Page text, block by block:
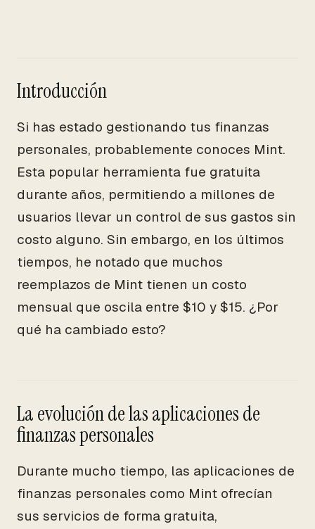
Introducción
Si has estado gestionando tus finanzas
personales, probablemente conoces Mint.
Esta popular herramienta fue gratuita
durante años, permitiendo a millones de
usuarios llevar un control de sus gastos sin
costo alguno. Sin embargo, en los últimos
tiempos, he notado que muchos
reemplazos de Mint tienen un costo
mensual que oscila entre $10 y $15. ¿Por
qué ha cambiado esto?
La evolución de las aplicaciones de
finanzas personales
Durante mucho tiempo, las aplicaciones de
finanzas personales como Mint ofrecían
sus servicios de forma gratuita,